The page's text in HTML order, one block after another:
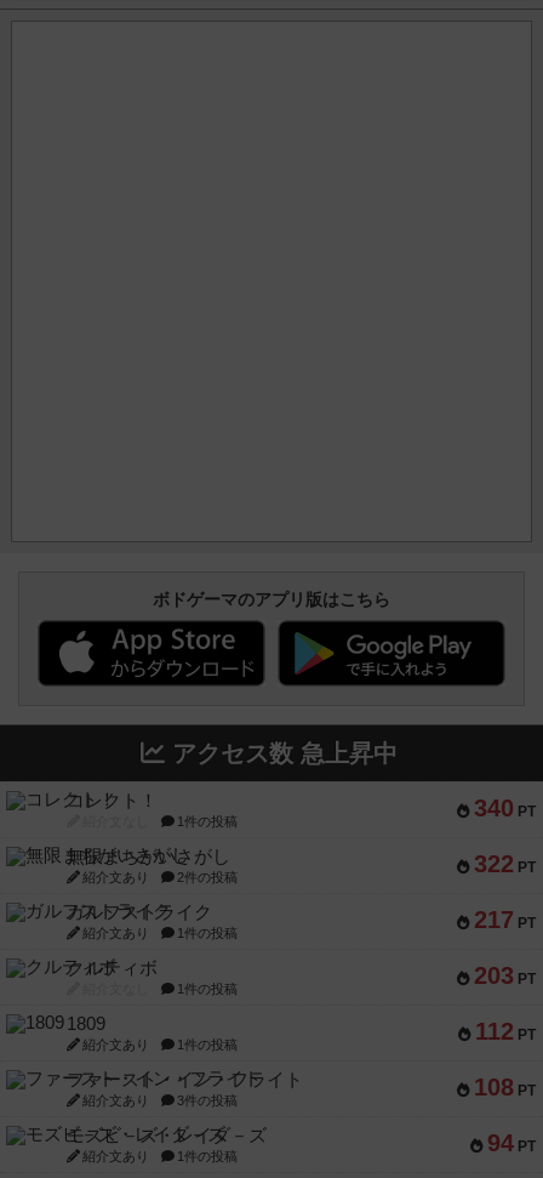
ボドゲーマのアプリ版はこちら
アクセス数 急上昇中
340 PT
コレクト！
1件の投稿
322 PT
無限まちがいさがし
紹介文あり 2件の投稿
217 PT
ガルフストライク
紹介文あり 1件の投稿
203 PT
クルティボ
1件の投稿
112 PT
1809
紹介文あり 1件の投稿
108 PT
ファースト・イン・フライト
紹介文あり 3件の投稿
94 PT
モズビ－ズ・レイダ－ズ
紹介文あり 1件の投稿